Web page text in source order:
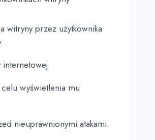
witryny przez użytkownika
wyświetlenia mu
nieuprawnionymi atakami.